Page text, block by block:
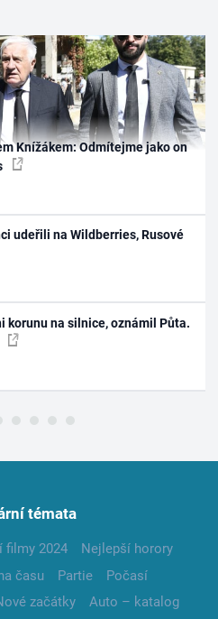
Knížákem: Odmítejme jako on
udeřili na Wildberries, Rusové
korunu na silnice, oznámil Půta.
témata
filmy 2024
Nejlepší horory
času Partie
Počasí
začátky
Auto – katalog